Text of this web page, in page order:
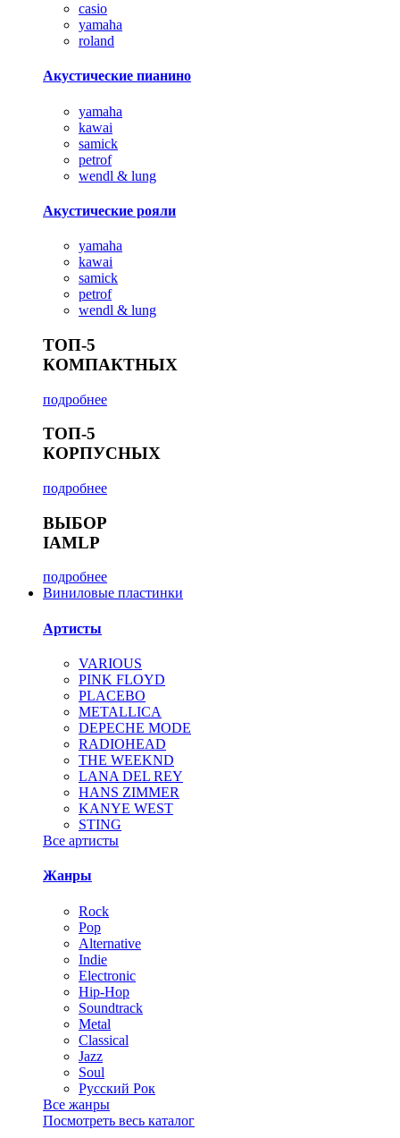
casio
yamaha
roland
Акустические пианино
yamaha
kawai
samick
petrof
wendl & lung
Акустические рояли
yamaha
kawai
samick
petrof
wendl & lung
ТОП-5
КОМПАКТНЫХ
подробнее
ТОП-5
КОРПУСНЫХ
подробнее
ВЫБОР
IAMLP
подробнее
Виниловые пластинки
Артисты
VARIOUS
PINK FLOYD
PLACEBO
METALLICA
DEPECHE MODE
RADIOHEAD
THE WEEKND
LANA DEL REY
HANS ZIMMER
KANYE WEST
STING
Все артисты
Жанры
Rock
Pop
Alternative
Indie
Electronic
Hip-Hop
Soundtrack
Metal
Classical
Jazz
Soul
Русский Рок
Все жанры
Посмотреть весь каталог